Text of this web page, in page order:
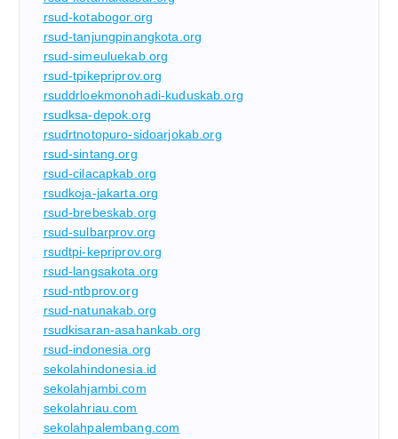
rsud-kotabogor.org
rsud-tanjungpinangkota.org
rsud-simeuluekab.org
rsud-tpikepriprov.org
rsuddrloekmonohadi-kuduskab.org
rsudksa-depok.org
rsudrtnotopuro-sidoarjokab.org
rsud-sintang.org
rsud-cilacapkab.org
rsudkoja-jakarta.org
rsud-brebeskab.org
rsud-sulbarprov.org
rsudtpi-kepriprov.org
rsud-langsakota.org
rsud-ntbprov.org
rsud-natunakab.org
rsudkisaran-asahankab.org
rsud-indonesia.org
sekolahindonesia.id
sekolahjambi.com
sekolahriau.com
sekolahpalembang.com